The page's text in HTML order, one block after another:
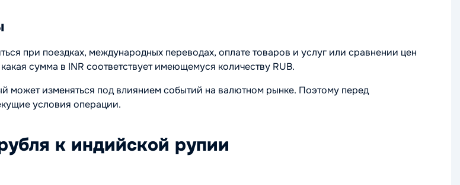
при поездках, международных переводах, оплате товаров и услуг или сравнении цен
сумма в INR соответствует имеющемуся количеству RUB.
может изменяться под влиянием событий на валютном рынке. Поэтому перед
условия операции.
к индийской рупии